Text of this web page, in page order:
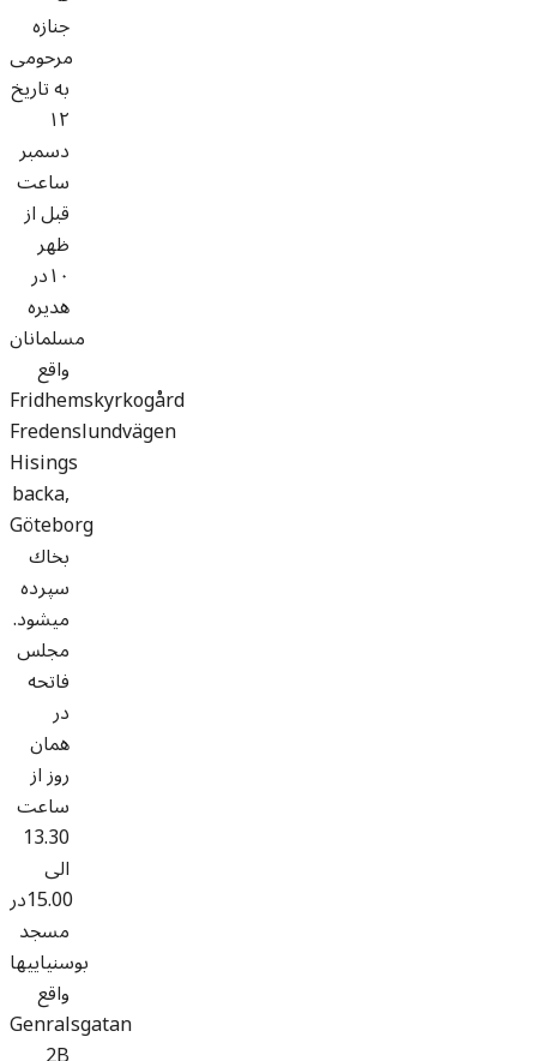
جنازه
مرحومی
به تاريخ
١٢
دسمبر
ساعت
قبل از
ظهر
١٠در
هديره
مسلمانان
واقع
Fridhemskyrkogård
Fredenslundvägen
Hisings
backa,
Göteborg
بخاك
سپرده
ميشود.
مجلس
فاتحه
در
همان
روز از
ساعت
13.30
الی
15.00در
مسجد
بوسنيايیها
واقع
Genralsgatan